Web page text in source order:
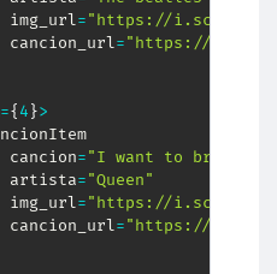
img_url
="https://i.scdn.co/
cancion_url
="https://
={ 4 }>
cancion
="I want to break
artista
="Queen"
img_url
="https://i.scdn.co/
cancion_url
="https://